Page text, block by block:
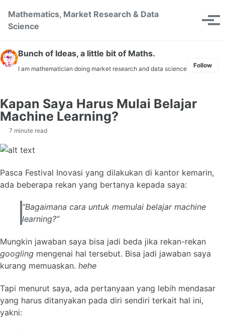
Mathematics, Market Research & Data
Science
Toggle
Bunch of Ideas, a little bit of Maths.
I am mathematician doing market research and data science Follow
Kapan Saya Harus Mulai Belajar
Machine Learning?
7 minute read
Pasca Festival Inovasi yang dilakukan di kantor kemarin,
ada beberapa rekan yang bertanya kepada saya:
“Bagaimana cara untuk memulai belajar machine
learning?”
Mungkin jawaban saya bisa jadi beda jika rekan-rekan
googling mengenai hal tersebut. Bisa jadi jawaban saya
kurang memuaskan. hehe
Tapi menurut saya, ada pertanyaan yang lebih mendasar
yang harus ditanyakan pada diri sendiri terkait hal ini,
yakni: